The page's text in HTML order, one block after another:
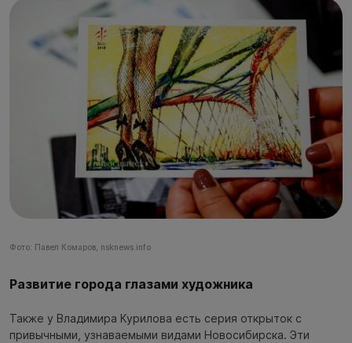
Фото: Павел Комаров, nsknews.info
Развитие города глазами художника
Также у Владимира Курилова есть серия открыток с
привычными, узнаваемыми видами Новосибирска. Эти